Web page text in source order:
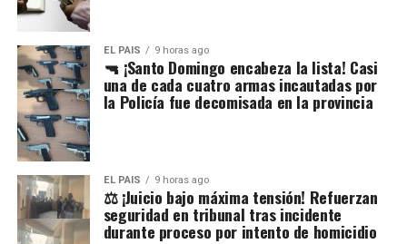
EL PAIS 9 horas ago
🔫 ¡Santo Domingo encabeza la lista! Casi
una de cada cuatro armas incautadas por
la Policía fue decomisada en la provincia
EL PAIS 9 horas ago
⚖️ ¡Juicio bajo máxima tensión! Refuerzan
seguridad en tribunal tras incidente
durante proceso por intento de homicidio